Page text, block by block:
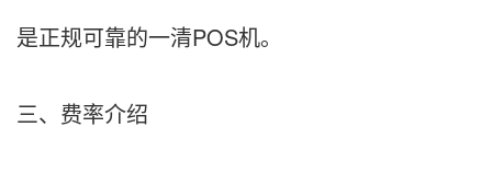
是正规可靠的一清POS机。
三、费率介绍